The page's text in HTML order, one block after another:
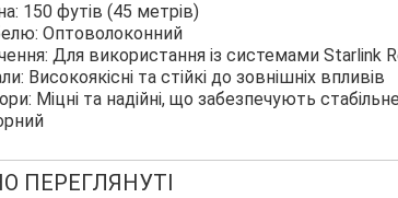
150 футів (45 метрів)
Оптоволоконний
Для використання із системами Starlink
Високоякісні та стійкі до зовнішніх впливів
Міцні та надійні, що забезпечують
ПЕРЕГЛЯНУТІ